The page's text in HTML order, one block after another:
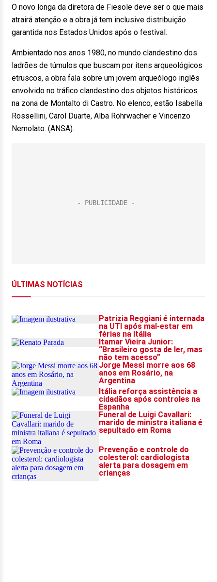
O novo longa da diretora de Fiesole deve ser o que mais
atrairá atenção e a obra já tem inclusive distribuição
garantida nos Estados Unidos após o festival.
Ambientado nos anos 1980, no mundo clandestino dos
ladrões de túmulos que buscam por itens arqueológicos
etruscos, a obra fala sobre um jovem arqueólogo inglês
envolvido no tráfico clandestino dos objetos históricos
na zona de Montalto di Castro. No elenco, estão Isabella
Rossellini, Carol Duarte, Alba Rohrwacher e Vincenzo
Nemolato. (ANSA).